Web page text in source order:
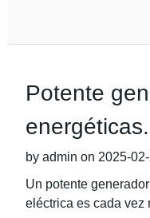
Potente
energéticas.
by admin on 2025-
Un potente
eléctrica es cada vez